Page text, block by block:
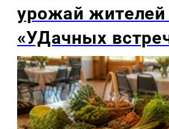
урожай жителей
«УДачных